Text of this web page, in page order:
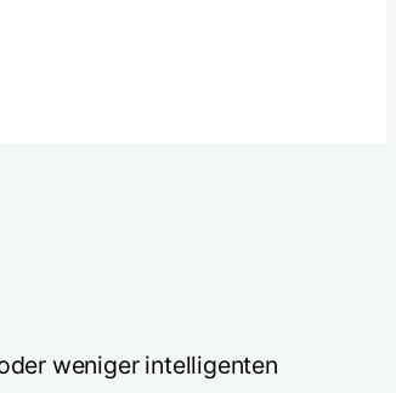
weniger intelligenten